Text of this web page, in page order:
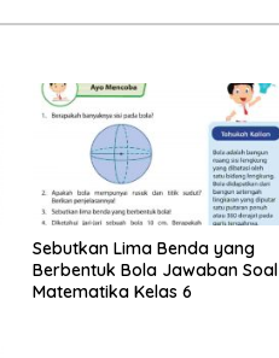
Sebutkan Lima Benda yang
Berbentuk Bola Jawaban Soal
Matematika Kelas 6